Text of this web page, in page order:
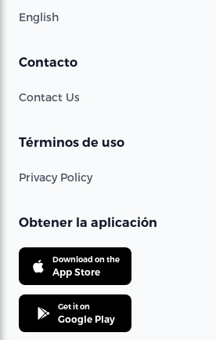
English
Contacto
Contact Us
Términos de uso
Privacy Policy
Obtener la aplicación
Download on the
App Store
Get it on
Google Play